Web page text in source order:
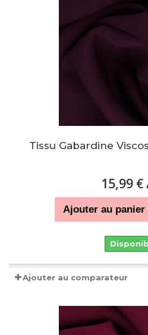
Tissu Gabardine
15,99 €
Ajouter au panier
Ajouter au comparateur